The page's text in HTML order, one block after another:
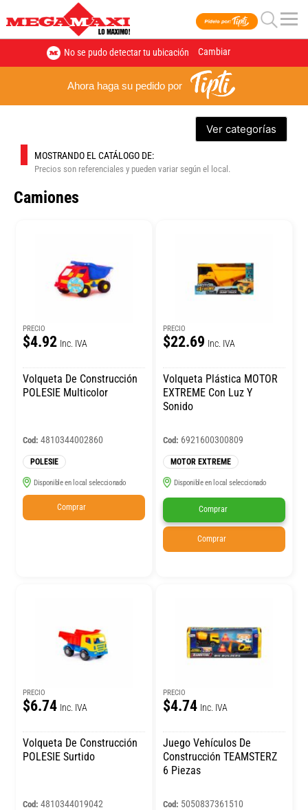
No se pudo detectar tu ubicación Cambiar
Ahora haga su pedido por
Ver categorías
MOSTRANDO EL CATÁLOGO DE:
Precios son referenciales y pueden variar según el local.
Camiones
PRECIO
$4.92 Inc. IVA
Volqueta De Construcción
POLESIE Multicolor
Cod: 4810344002860
POLESIE
Disponible en local seleccionado
Comprar
PRECIO
$22.69 Inc. IVA
Volqueta Plástica MOTOR
EXTREME Con Luz Y
Sonido
Cod: 6921600300809
MOTOR EXTREME
Disponible en local seleccionado
Comprar
Comprar
PRECIO
$6.74 Inc. IVA
Volqueta De Construcción
POLESIE Surtido
Cod: 4810344019042
PRECIO
$4.74 Inc. IVA
Juego Vehículos De
Construcción TEAMSTERZ
6 Piezas
Cod: 5050837361510